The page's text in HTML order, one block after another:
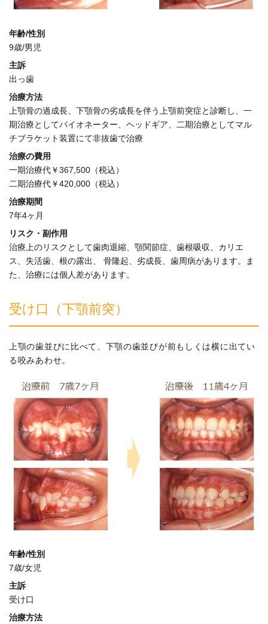
年齢/性別
9歳/男児
主訴
出っ歯
治療方法
上顎骨の過成長、下顎骨の劣成長を伴う上顎前突症と診断し、一
期治療としてバイオネーター、ヘッドギア、二期治療としてマル
チブラケット装置にて非抜歯で治療
治療の費用
一期治療代￥367,500（税込）
二期治療代￥420,000（税込）
治療期間
7年4ヶ月
リスク・副作用
治療上のリスクとして歯肉退縮、顎関節症、歯根吸収、カリエ
ス、失活歯、根の露出、 骨隆起、劣成長、歯周病があります。ま
た、治療には個人差があります。
受け口（下顎前突）
上顎の歯並びに比べて、下顎の歯並びが前もしくは横に出てい
る咬みあわせ。
年齢/性別
7歳/女児
主訴
受け口
治療方法